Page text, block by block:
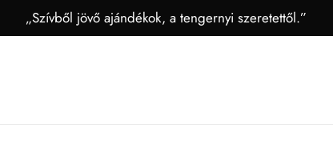
„Szívből jövő ajándékok, a tengernyi szeretettől.”